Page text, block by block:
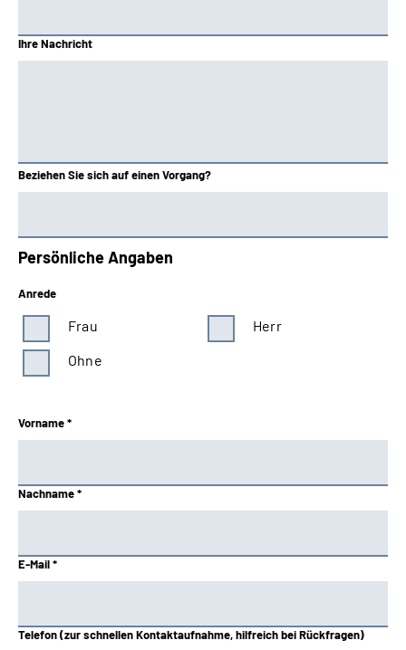
Ihre Nachricht
Beziehen Sie sich auf einen Vorgang?
Persönliche Angaben
Anrede
Frau
Herr
Ohne
Vorname *
Nachname *
E-Mail *
Telefon (zur schnellen Kontaktaufnahme, hilfreich bei Rückfragen)